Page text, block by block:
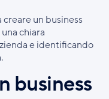
un business
chiara
e identificando
business